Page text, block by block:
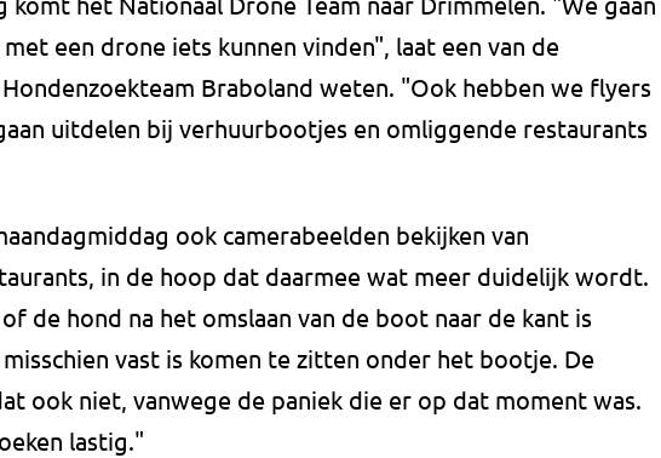
een drone iets kunnen vinden", laat een van de
Braboland weten. "Ook hebben we flyers
uitdelen bij verhuurbootjes en omliggende restaurants
ook camerabeelden bekijken van
in de hoop dat daarmee wat meer duidelijk wordt.
de hond na het omslaan van de boot naar de kant is
vast is komen te zitten onder het bootje. De
ook niet, vanwege de paniek die er op dat moment was.
lastig."